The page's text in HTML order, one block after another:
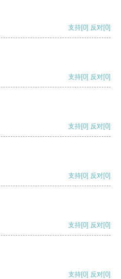
支持[0] 反对[0]
支持[0] 反对[0]
支持[0] 反对[0]
支持[0] 反对[0]
支持[0] 反对[0]
支持[0] 反对[0]